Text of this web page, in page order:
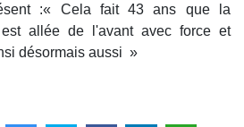
:« Cela fait 43 ans que la
est allée de l'avant avec force et
désormais aussi »